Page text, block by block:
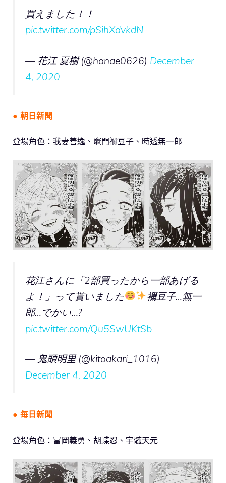
買えました！！
pic.twitter.com/pSihXdvkdN
— 花江 夏樹 (@hanae0626) December
4, 2020
● 朝日新聞
登場角色：我妻善逸、竈門禰豆子、時透無一郎
花江さんに「2部買ったから一部あげる
よ！」って貰いました
禰豆子…無一
郎…でかい…?
pic.twitter.com/Qu5SwUKtSb
— 鬼頭明里 (@kitoakari_1016)
December 4, 2020
● 毎日新聞
登場角色：冨岡義勇、胡蝶忍、宇髄天元